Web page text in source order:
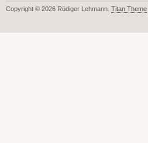
Copyright © 2026 Rüdiger Lehmann. Titan Theme